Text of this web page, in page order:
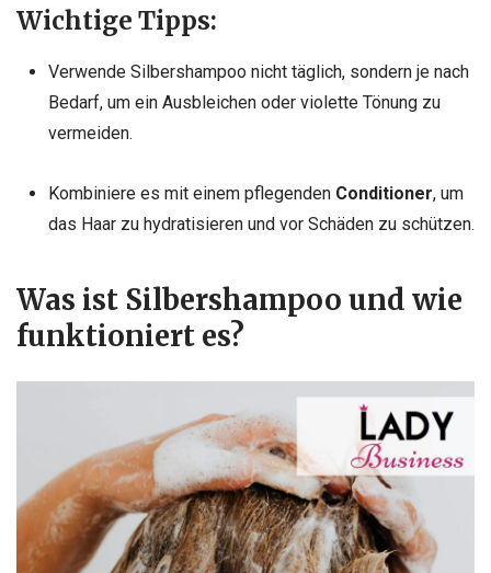
Wichtige Tipps:
Verwende Silbershampoo nicht täglich, sondern je nach
Bedarf, um ein Ausbleichen oder violette Tönung zu
vermeiden.
Kombiniere es mit einem pflegenden Conditioner, um
das Haar zu hydratisieren und vor Schäden zu schützen.
Was ist Silbershampoo und wie
funktioniert es?